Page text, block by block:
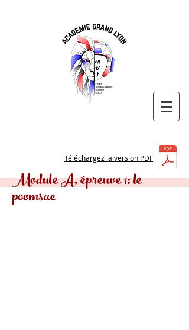
Module A, épreuve 1: le
poomsae
Téléchargez la version PDF